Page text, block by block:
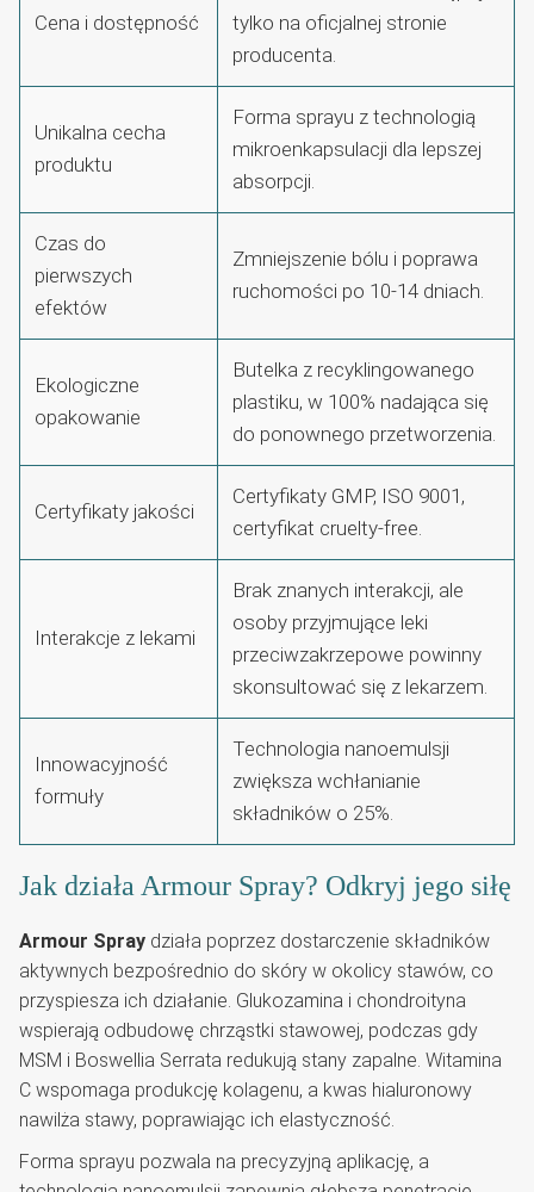
Cena i dostępność
tylko na oficjalnej stronie
producenta.
Unikalna cecha
produktu
Forma sprayu z technologią
mikroenkapsulacji dla lepszej
absorpcji.
Czas do
pierwszych
efektów
Zmniejszenie bólu i poprawa
ruchomości po 10-14 dniach.
Ekologiczne
opakowanie
Butelka z recyklingowanego
plastiku, w 100% nadająca się
do ponownego przetworzenia.
Certyfikaty jakości
Certyfikaty GMP, ISO 9001,
certyfikat cruelty-free.
Interakcje z lekami
Brak znanych interakcji, ale
osoby przyjmujące leki
przeciwzakrzepowe powinny
skonsultować się z lekarzem.
Innowacyjność
formuły
Technologia nanoemulsji
zwiększa wchłanianie
składników o 25%.
Jak działa Armour Spray? Odkryj jego siłę
Armour Spray działa poprzez dostarczenie składników
aktywnych bezpośrednio do skóry w okolicy stawów, co
przyspiesza ich działanie. Glukozamina i chondroityna
wspierają odbudowę chrząstki stawowej, podczas gdy
MSM i Boswellia Serrata redukują stany zapalne. Witamina
C wspomaga produkcję kolagenu, a kwas hialuronowy
nawilża stawy, poprawiając ich elastyczność.
Forma sprayu pozwala na precyzyjną aplikację, a